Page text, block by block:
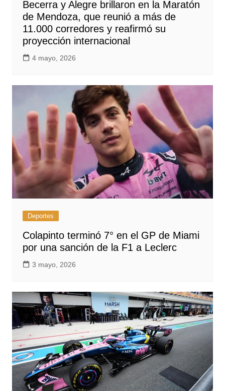
Becerra y Alegre brillaron en la Maratón
de Mendoza, que reunió a más de
11.000 corredores y reafirmó su
proyección internacional
4 mayo, 2026
Deportes
Colapinto terminó 7° en el GP de Miami
por una sanción de la F1 a Leclerc
3 mayo, 2026